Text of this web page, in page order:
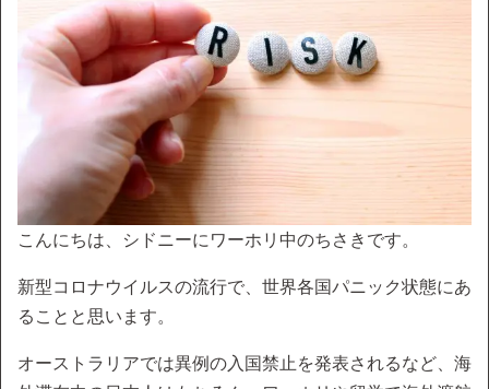
こんにちは、シドニーにワーホリ中のちさきです。
新型コロナウイルスの流行で、世界各国パニック状態にあ
ることと思います。
オーストラリアでは異例の入国禁止を発表されるなど、海